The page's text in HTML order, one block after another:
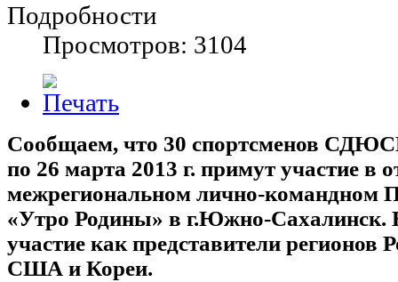
Подробности
Просмотров: 3104
Сообщаем, что 30 спортсменов
по 26 марта 2013 г. примут участие в
межрегиональном лично-командном
«Утро Родины» в г.Южно-Сахалинск.
участие как представители регионов
США и Кореи.